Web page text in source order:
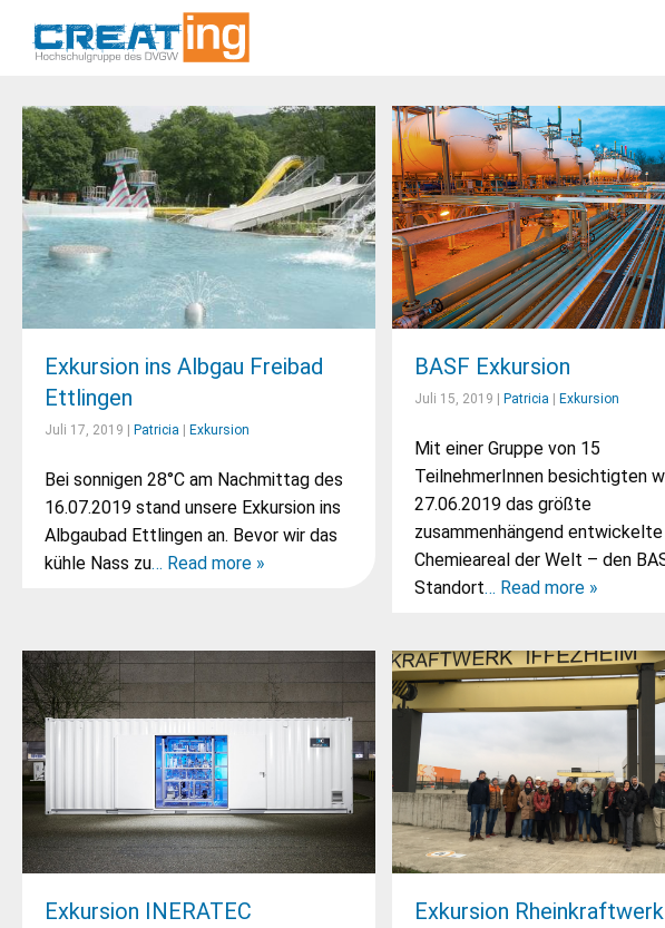
Exkursion ins Albgau Freibad
Ettlingen
Juli 17, 2019 | Patricia Exkursion
Bei sonnigen 28°C am Nachmittag des
16.07.2019 stand unsere Exkursion ins
Albgaubad Ettlingen an. Bevor wir das
kühle Nass zu… Read more »
BASF Exkursion
Juli 15, 2019 | Patricia Exkursion
Mit einer Gruppe von 15
TeilnehmerInnen besichtigten
27.06.2019 das größte
zusammenhängend entwickelte
Chemieareal der Welt – den
Standort… Read more »
Exkursion INERATEC
Exkursion Rheinkraftwerk